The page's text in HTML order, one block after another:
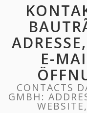
E-
CONTACTS
GMBH: